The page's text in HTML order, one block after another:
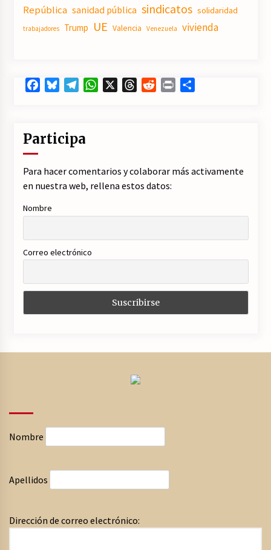
República sanidad pública sindicatos solidaridad
trabajadores Trump UE Valencia Venezuela vivienda
FacebookBlueskyTelegramWhatsApp ThreadsRedditPrint
Participa
Para hacer comentarios y colaborar más activamente
en nuestra web, rellena estos datos:
Nombre
Correo electrónico
Nombre
Apellidos
Dirección de correo electrónico: